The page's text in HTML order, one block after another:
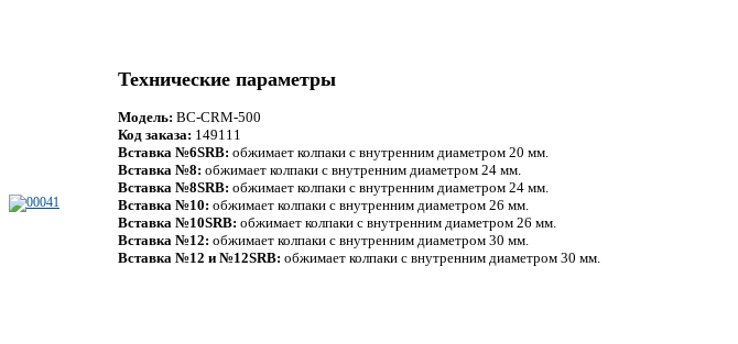
Технические параметры
Модель: BC-CRM-500
Код заказа: 149111
Вставка №6SRB: обжимает колпаки с внутренним диаметром 20 мм.
Вставка №8: обжимает колпаки с внутренним диаметром 24 мм.
Вставка №8SRB: обжимает колпаки с внутренним диаметром 24 мм.
Вставка №10: обжимает колпаки с внутренним диаметром 26 мм.
Вставка №10SRB: обжимает колпаки с внутренним диаметром 26 мм.
Вставка №12: обжимает колпаки с внутренним диаметром 30 мм.
Вставка №12 и №12SRB: обжимает колпаки с внутренним диаметром 30 мм.